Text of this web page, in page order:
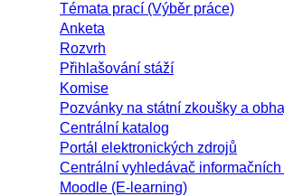
Témata prací (Výběr práce)
Anketa
Rozvrh
Přihlašování stáží
Komise
Pozvánky na státní zkoušky a
Centrální katalog
Portál elektronických zdrojů
Centrální vyhledávač
Moodle (E-learning)